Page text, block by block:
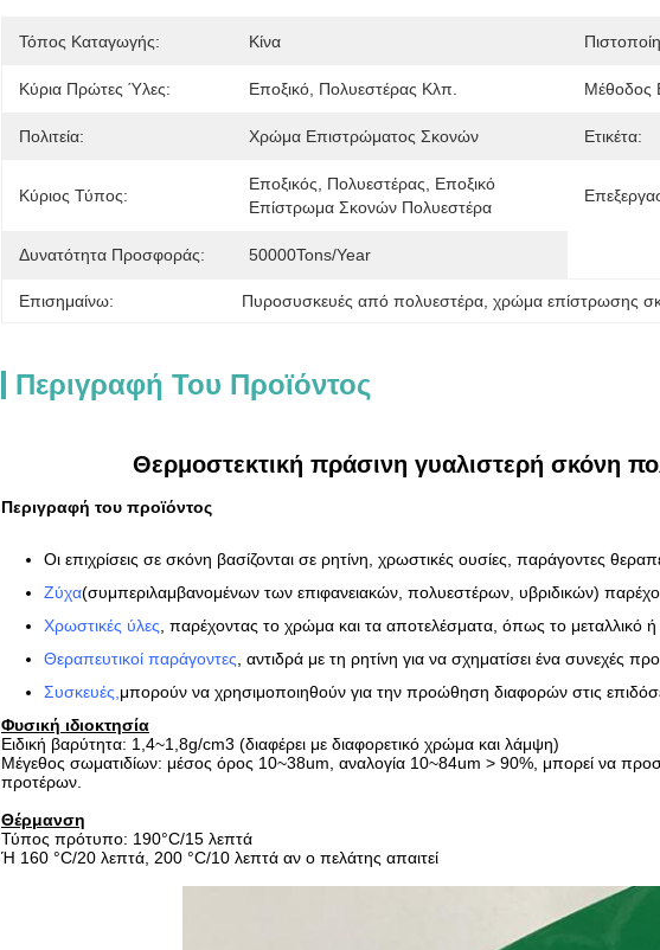
Τόπος Καταγωγής: Κίνα
Κύρια Πρώτες Ύλες: Εποξικό, Πολυεστέρας Κλπ. Μέθοδος
Πολιτεία: Χρώμα Επιστρώματος Σκονών Ετικέτα:
Κύριος Τύπος:
Εποξικός, Πολυεστέρας, Εποξικό
Επίστρωμα Σκονών Πολυεστέρα
Δυνατότητα Προσφοράς: 50000Tons/Year
Επισημαίνω: Πυροσυσκευές από πολυεστέρα , χρώμα επίστρωσης
Περιγραφή Του Προϊόντος
Θερμοστεκτική πράσινη γυαλιστερή σκόνη
Περιγραφή του προϊόντος
Οι επιχρίσεις σε σκόνη βασίζονται σε ρητίνη, χρωστικές ουσίες, παράγοντες
Ζύχα(συμπεριλαμβανομένων των επιφανειακών, πολυεστέρων, υβριδικών)
Χρωστικές ύλες , παρέχοντας το χρώμα και τα αποτελέσματα, όπως το μεταλλικό
Θεραπευτικοί παράγοντες , αντιδρά με τη ρητίνη για να σχηματίσει ένα συνεχές
Συσκευές μπορούν να χρησιμοποιηθούν για την προώθηση διαφορών στις
Φυσική ιδιοκτησία
Ειδική βαρύτητα: 1,4~1,8g/cm3 (διαφέρει με διαφορετικό χρώμα και λάμψη)
Μέγεθος σωματιδίων: μέσος όρος 10~38um, αναλογία 10~84um > 90%, μπορεί να
προτέρων.
Θέρμανση
Τύπος πρότυπο: 190°C/15 λεπτά
Ή 160 °C/20 λεπτά, 200 °C/10 λεπτά αν ο πελάτης απαιτεί